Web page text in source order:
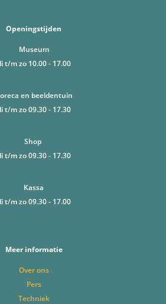
Openingstijden
Museum
t/m zo 10.00 - 17.00
en beeldentuin
t/m zo 09.30 - 17.30
Shop
t/m zo 09.30 - 17.30
Kassa
t/m zo 09.30 - 17.00
Meer informatie
Over ons
Pers
Techniek